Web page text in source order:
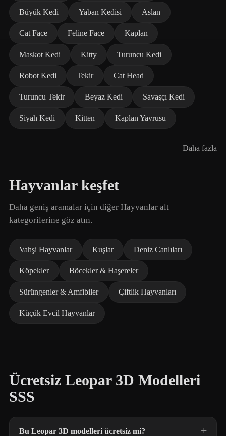
Büyük Kedi Yaban Kedisi Aslan
Cat Face Feline Face Kaplan
Maskot Kedi Kitty Turuncu Kedi
Robot Kedi Tekir Cat Head
Turuncu Tekir Beyaz Kedi Savaşçı Kedi
Siyah Kedi Kitten Kaplan Yavrusu
Daha fazla
Hayvanlar keşfet
Daha geniş aramalar için diğer Hayvanlar alt
kategorilerine göz atın.
Vahşi Hayvanlar Kuşlar Deniz Canlıları
Köpekler Böcekler & Haşereler
Sürüngenler & Amfibiler Çiftlik Hayvanları
Küçük Evcil Hayvanlar
Ücretsiz Leopar 3D Modelleri
SSS
Bu Leopar 3D modelleri ücretsiz mi?